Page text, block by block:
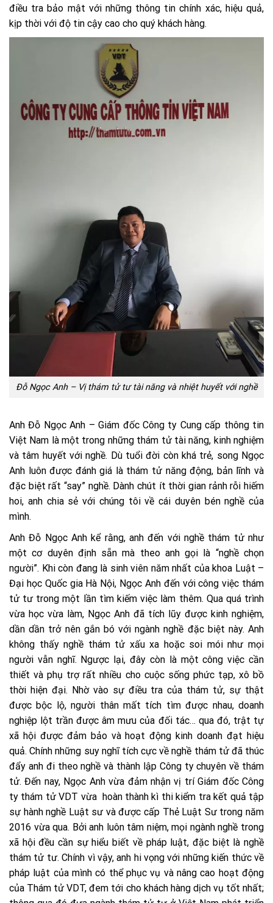
điều tra bảo mật với những thông tin chính xác, hiệu quả,
kịp thời với độ tin cậy cao cho quý khách hàng.
Đỗ Ngọc Anh – Vị thám tử tư tài năng và nhiệt huyết với nghề
Anh Đỗ Ngọc Anh – Giám đốc Công ty Cung cấp thông tin
Việt Nam là một trong những thám tử tài năng, kinh nghiệm
và tâm huyết với nghề. Dù tuổi đời còn khá trẻ, song Ngọc
Anh luôn được đánh giá là thám tử năng động, bản lĩnh và
đặc biệt rất “say” nghề. Dành chút ít thời gian rảnh rỗi hiếm
hoi, anh chia sẻ với chúng tôi về cái duyên bén nghề của
mình.
Anh Đỗ Ngọc Anh kể rằng, anh đến với nghề thám tử như
một cơ duyên định sẵn mà theo anh gọi là “nghề chọn
người”. Khi còn đang là sinh viên năm nhất của khoa Luật –
Đại học Quốc gia Hà Nội, Ngọc Anh đến với công việc thám
tử tư trong một lần tìm kiếm việc làm thêm. Qua quá trình
vừa học vừa làm, Ngọc Anh đã tích lũy được kinh nghiệm,
dần dần trở nên gắn bó với ngành nghề đặc biệt này. Anh
không thấy nghề thám tử xấu xa hoặc soi mói như mọi
người vẫn nghĩ. Ngược lại, đây còn là một công việc cần
thiết và phụ trợ rất nhiều cho cuộc sống phức tạp, xô bồ
thời hiện đại. Nhờ vào sự điều tra của thám tử, sự thật
được bộc lộ, người thân mất tích tìm được nhau, doanh
nghiệp lột trần được âm mưu của đối tác… qua đó, trật tự
xã hội được đảm bảo và hoạt động kinh doanh đạt hiệu
quả. Chính những suy nghĩ tích cực về nghề thám tử đã thúc
đẩy anh đi theo nghề và thành lập Công ty chuyên về thám
tử. Đến nay, Ngọc Anh vừa đảm nhận vị trí Giám đốc Công
ty thám tử VDT vừa hoàn thành kì thi kiểm tra kết quả tập
sự hành nghề Luật sư và được cấp Thẻ Luật Sư trong năm
2016 vừa qua. Bởi anh luôn tâm niệm, mọi ngành nghề trong
xã hội đều cần sự hiểu biết về pháp luật, đặc biệt là nghề
thám tử tư. Chính vì vậy, anh hi vọng với những kiến thức về
pháp luật của mình có thể phục vụ và nâng cao hoạt động
của Thám tử VDT, đem tới cho khách hàng dịch vụ tốt nhất;